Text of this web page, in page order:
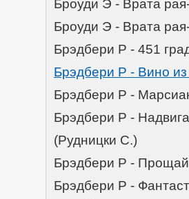
Броуди Э - Врата
Броуди Э - Врата
Брэдбери Р - 451
Брэдбери Р - Вино
Брэдбери Р -
Брэдбери Р -
(Рудницки С.)
Брэдбери Р -
Брэдбери Р -